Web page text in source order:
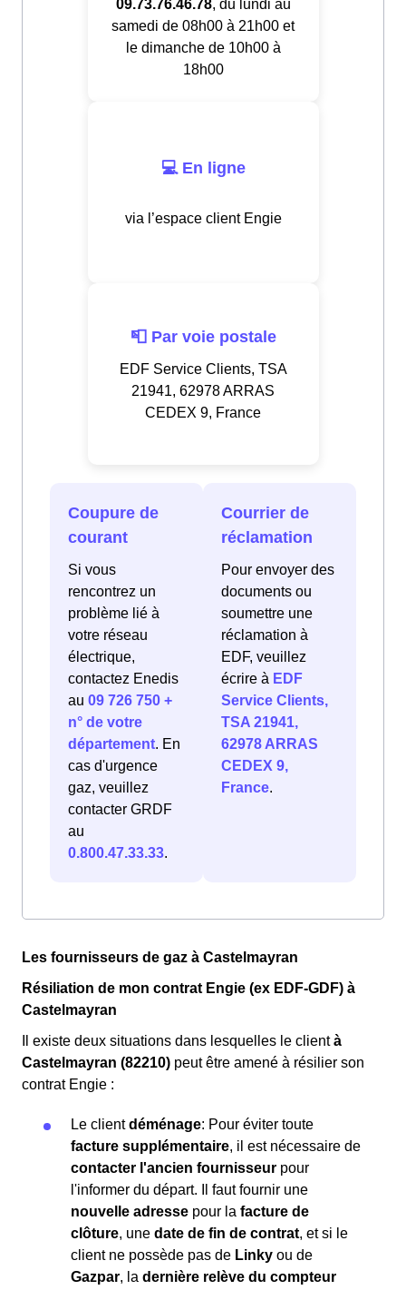
09.73.76.46.78, du lundi au
samedi de 08h00 à 21h00 et
le dimanche de 10h00 à
18h00
💻 En ligne
via l’espace client Engie
📮 Par voie postale
EDF Service Clients, TSA
21941, 62978 ARRAS
CEDEX 9, France
Coupure de
courant
Si vous
rencontrez un
problème lié à
votre réseau
électrique,
contactez Enedis
au 09 726 750 +
n° de votre
département. En
cas d'urgence
gaz, veuillez
contacter GRDF
au
0.800.47.33.33.
Courrier de
réclamation
Pour envoyer des
documents ou
soumettre une
réclamation à
EDF, veuillez
écrire à EDF
Service Clients,
TSA 21941,
62978 ARRAS
CEDEX 9,
France.
Les fournisseurs de gaz à Castelmayran
Résiliation de mon contrat Engie (ex EDF-GDF) à
Castelmayran
Il existe deux situations dans lesquelles le clientà
Castelmayran (82210) peut être amené à résilier son
contrat Engie :
Le clientdéménage: Pour éviter toute
facture supplémentaire, il est nécessaire de
contacter l'ancien fournisseur pour
l'informer du départ. Il faut fournir une
nouvelle adresse pour la facture de
clôture, une date de fin de contrat, et si le
client ne possède pas de Linky ou de
Gazpar, la dernière relève du compteur